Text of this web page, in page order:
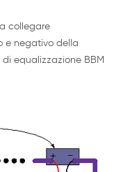
collegare
e negativo della
equalizzazione BBM